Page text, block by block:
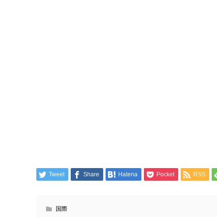
Tweet Share Hatena Pocket RSS
国際